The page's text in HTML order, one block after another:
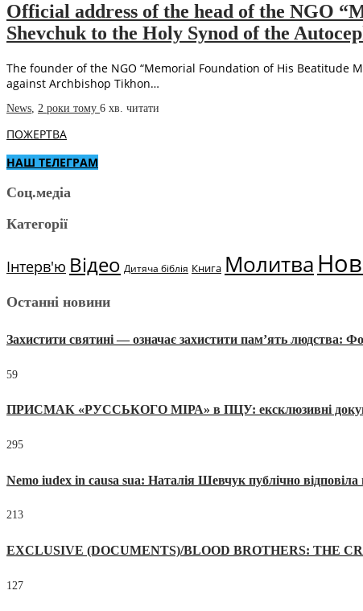
Official address of the head of the NGO
Shevchuk to the Holy Synod of the
The founder of the NGO “Memorial Foundation of His Beatitude
against Archbishop Tikhon…
News, 2 роки тому 6 хв. читати
ПОЖЕРТВА
НАШ ТЕЛЕГРАМ
Соц.медіа
Категорії
Інтерв'ю Відео Дитяча біблія Книга Молитва
Останні новини
Захистити святині — означає захистити пам’ять
59
ПРИСМАК «РУССЬКОГО МІРА» в ПЦУ: ексклюзивні
295
Nemo iudex in causa sua: Наталія Шевчук публічно
213
EXCLUSIVE (DOCUMENTS)/BLOOD BROTHERS: THE
127